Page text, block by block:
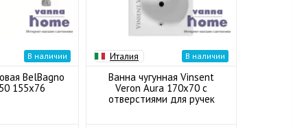
В наличии
BelBagno
155x76
Италия В наличии
Ванна чугунная Vinsent
Veron Aura 170x70 с
отверстиями для ручек